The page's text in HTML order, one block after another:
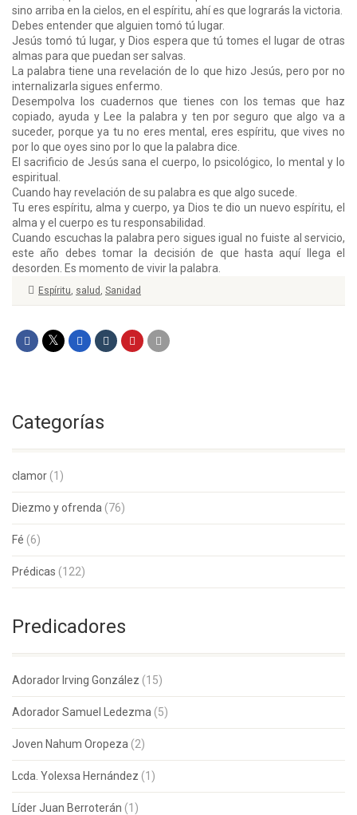
sino arriba en la cielos, en el espíritu, ahí es que lograrás la victoria.
Debes entender que alguien tomó tú lugar.
Jesús tomó tú lugar, y Dios espera que tú tomes el lugar de otras
almas para que puedan ser salvas.
La palabra tiene una revelación de lo que hizo Jesús, pero por no
internalizarla sigues enfermo.
Desempolva los cuadernos que tienes con los temas que haz
copiado, ayuda y Lee la palabra y ten por seguro que algo va a
suceder, porque ya tu no eres mental, eres espíritu, que vives no
por lo que oyes sino por lo que la palabra dice.
El sacrificio de Jesús sana el cuerpo, lo psicológico, lo mental y lo
espiritual.
Cuando hay revelación de su palabra es que algo sucede.
Tu eres espíritu, alma y cuerpo, ya Dios te dio un nuevo espíritu, el
alma y el cuerpo es tu responsabilidad.
Cuando escuchas la palabra pero sigues igual no fuiste al servicio,
este año debes tomar la decisión de que hasta aquí llega el
desorden. Es momento de vivir la palabra.
Espíritu, salud , Sanidad
Categorías
clamor (1)
Diezmo y ofrenda (76)
Fé (6)
Prédicas (122)
Predicadores
Adorador Irving González (15)
Adorador Samuel Ledezma (5)
Joven Nahum Oropeza (2)
Lcda. Yolexsa Hernández (1)
Líder Juan Berroterán (1)